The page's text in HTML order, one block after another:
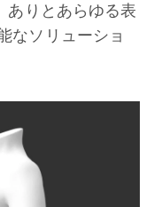
ありとあらゆる表
なソリューショ